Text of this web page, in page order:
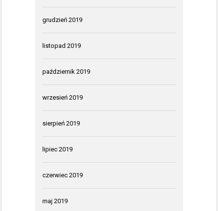
grudzień 2019
listopad 2019
październik 2019
wrzesień 2019
sierpień 2019
lipiec 2019
czerwiec 2019
maj 2019